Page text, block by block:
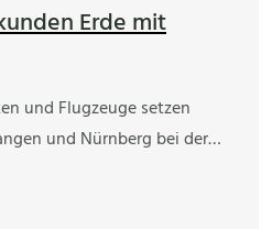
Erde mit
und Flugzeuge setzen
und Nürnberg bei der…